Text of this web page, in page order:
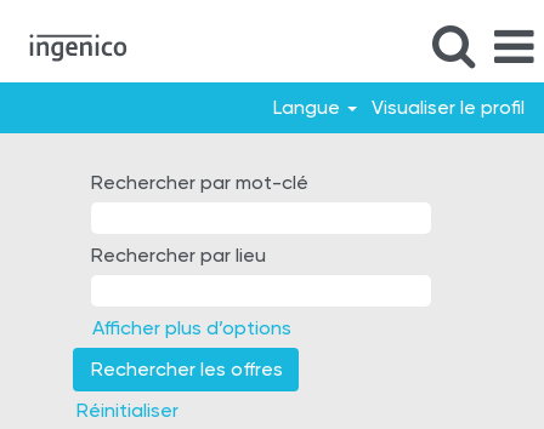
Langue Visualiser le profil
Rechercher par mot-clé
Rechercher par lieu
Afficher plus d’options
Réinitialiser